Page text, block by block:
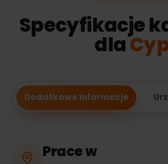
Specyfikacje
dla
Dodatkowe informacje
Prace w